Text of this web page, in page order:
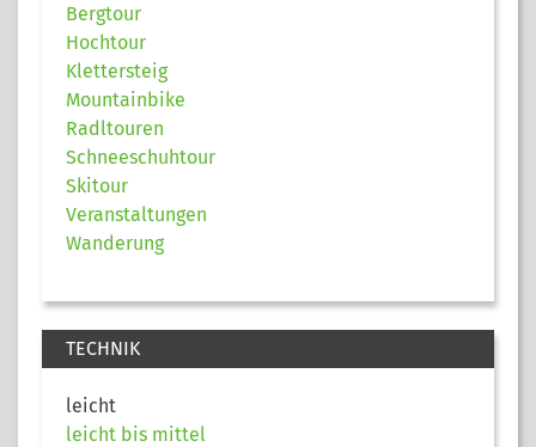
Bergtour
Hochtour
Klettersteig
Mountainbike
Radltouren
Schneeschuhtour
Skitour
Veranstaltungen
Wanderung
TECHNIK
leicht
leicht bis mittel